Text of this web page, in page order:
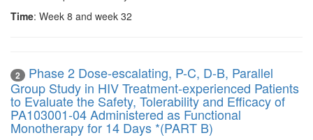
Time: Week 8 and week 32
2
Phase 2 Dose-escalating, P-C, D-B, Parallel
Group Study in HIV Treatment-experienced Patients
to Evaluate the Safety, Tolerability and Efficacy of
PA103001-04 Administered as Functional
Monotherapy for 14 Days *(PART B)